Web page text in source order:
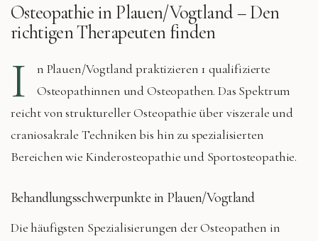
Osteopathie inPlauen/Vogtland– Den
richtigen Therapeuten finden
I n Plauen/Vogtlandpraktizieren 1 qualifizierte
Osteopathinnen und Osteopathen. Das Spektrum
reicht von struktureller Osteopathie über viszerale und
craniosakrale Techniken bis hin zu spezialisierten
Bereichen wie Kinderosteopathie und Sportosteopathie.
Behandlungsschwerpunkte in Plauen/Vogtland
Die häufigsten Spezialisierungen der Osteopathen in